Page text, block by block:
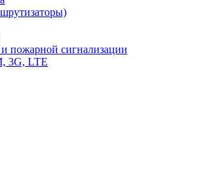
пожарной сигнализации
3G, LTE